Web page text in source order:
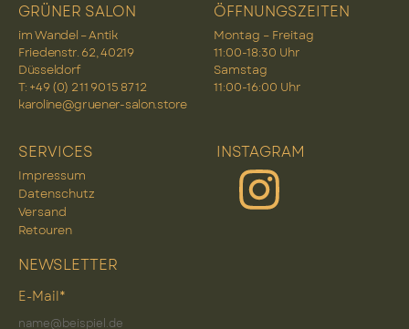
GRÜNER SALON
im Wandel – Antik
Friedenstr. 62, 40219
Düsseldorf
T: +49 (0) 2 11 90 15 87 12
karoline@gruener-salon.store
ÖFFNUNGSZEITEN
Montag – Freitag
11:00-18:30 Uhr
Samstag
11:00-16:00 Uhr
SERVICES
Impressum
Datenschutz
Versand
Retouren
INSTAGRAM
NEWSLETTER
E-Mail*